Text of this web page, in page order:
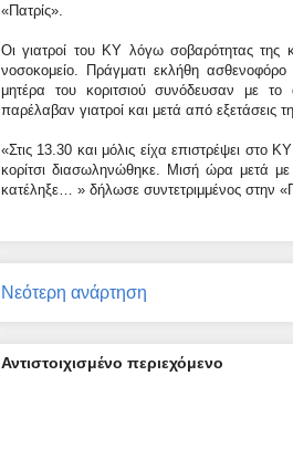
«Πατρίς».
Οι γιατροί του ΚΥ λόγω σοβαρότητας της
νοσοκομείο. Πράγματι εκλήθη
μητέρα του κοριτσιού συνόδευσαν με
παρέλαβαν γιατροί και μετά από εξετάσεις
«Στις 13.30 και μόλις είχα επιστρέψει στο
κορίτσι διασωληνώθηκε. Μισή ώρα μετά
κατέληξε… » δήλωσε συντετριμμένος στην
Νεότερη ανάρτηση
Αντιστοιχισμένο περιεχόμενο